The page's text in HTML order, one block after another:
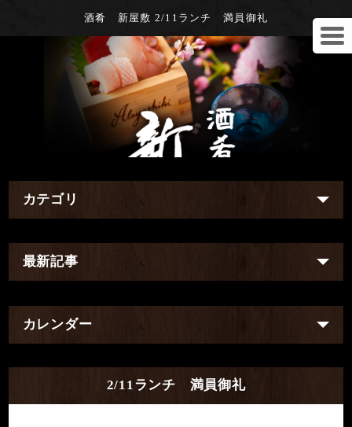
酒肴 新屋敷 2/11ランチ 満員御礼
カテゴリ
最新記事
カレンダー
2/11ランチ 満員御礼